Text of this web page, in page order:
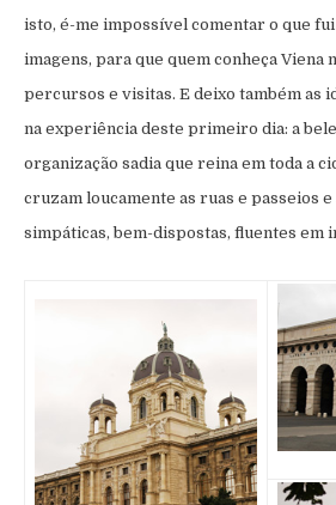
isto, é-me impossível comentar o que fui
imagens, para que quem conheça Viena
percursos e visitas. E deixo também as
na experiência deste primeiro dia: a
organização sadia que reina em toda a
cruzam loucamente as ruas e passeios e
simpáticas, bem-dispostas, fluentes em